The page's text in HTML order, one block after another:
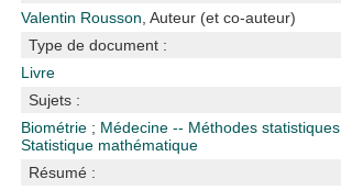
Valentin Rousson , Auteur (et co-auteur)
Type de document :
Livre
Sujets :
Biométrie ; Médecine -- Méthodes statistiques
Statistique mathématique
Résumé :